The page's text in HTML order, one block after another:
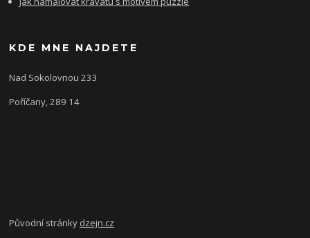
KDE MNE NAJDETE
Nad Sokolovnou 233
Poříčany, 289 14
Původní stránky dzejn.cz